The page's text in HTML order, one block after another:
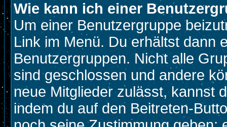
Wie kann ich einer
Um einer Benutzergruppe
Link im Menü. Du erhältst dann
Benutzergruppen. Nicht alle
sind geschlossen und andere
neue Mitglieder zulässt, kannst
indem du auf den Beitreten-